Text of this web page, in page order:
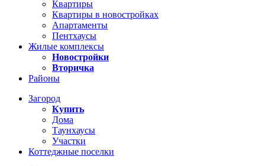
Квартиры
Квартиры в новостройках
Апартаменты
Пентхаусы
Жилые комплексы
Новостройки
Вторичка
Районы
Загород
Купить
Дома
Таунхаусы
Участки
Коттеджные поселки